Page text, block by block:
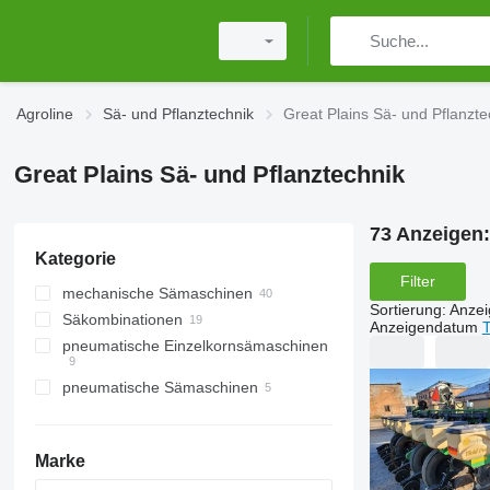
Agroline Sä- und Pflanztechnik Great Plains Sä- und
Great Plains Sä- und Pflanztechnik
Kategorie
mechanische Sämaschinen
Säkombinationen
pneumatische Einzelkornsämaschinen
pneumatische Sämaschinen
Marke
73 Anzeigen:
Filter
Sortierung:
Anzeigendatum